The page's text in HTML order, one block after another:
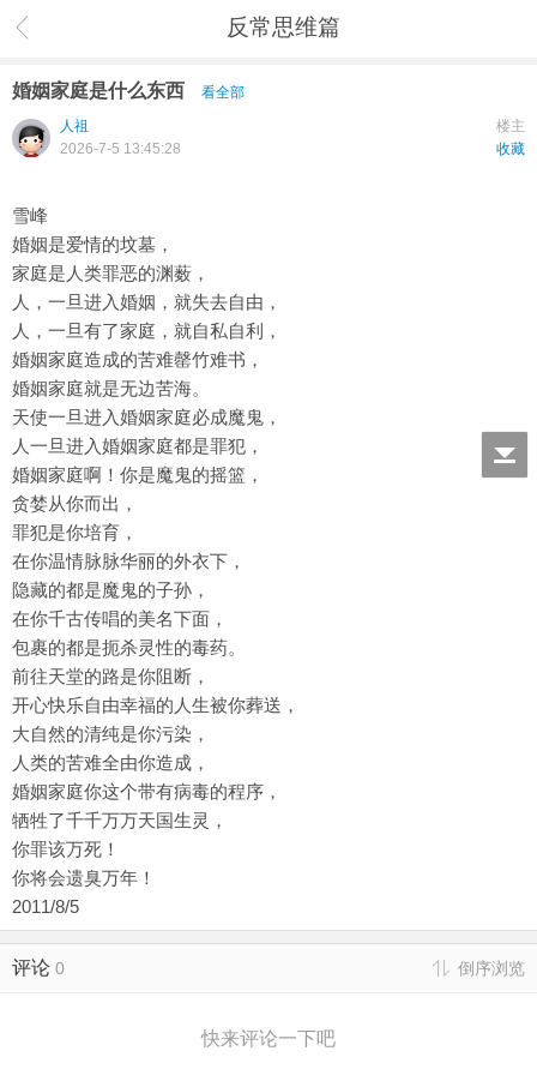
反常思维篇
婚姻家庭是什么东西
看全部
楼主
人祖
收藏
2026-7-5 13:45:28
雪峰
婚姻是爱情的坟墓，
家庭是人类罪恶的渊薮，
人，一旦进入婚姻，就失去自由，
人，一旦有了家庭，就自私自利，
婚姻家庭造成的苦难罄竹难书，
婚姻家庭就是无边苦海。
天使一旦进入婚姻家庭必成魔鬼，
人一旦进入婚姻家庭都是罪犯，
婚姻家庭啊！你是魔鬼的摇篮，
贪婪从你而出，
罪犯是你培育，
在你温情脉脉华丽的外衣下，
隐藏的都是魔鬼的子孙，
在你千古传唱的美名下面，
包裹的都是扼杀灵性的毒药。
前往天堂的路是你阻断，
开心快乐自由幸福的人生被你葬送，
大自然的清纯是你污染，
人类的苦难全由你造成，
婚姻家庭你这个带有病毒的程序，
牺牲了千千万万天国生灵，
你罪该万死！
你将会遗臭万年！
2011/8/5
评论 0 倒序浏览
快来评论一下吧